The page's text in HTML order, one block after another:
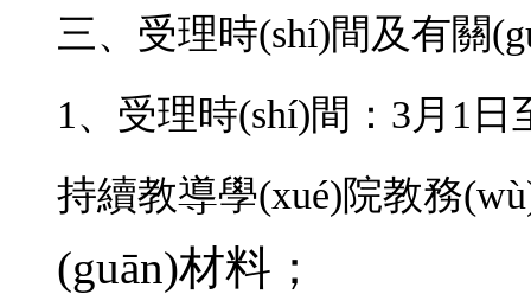
三、受理時(shí)間及有關
1、受理時(shí)間：3月1
持續教導學(xué)院教務
(guān)材料；